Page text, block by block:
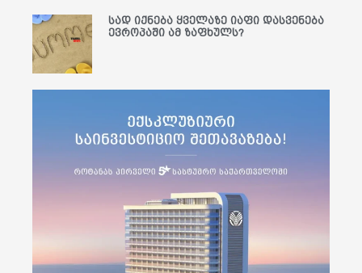
სად იქნება ყველაზე იაფი დასვენება
ევროპაში ამ ზაფხულს?